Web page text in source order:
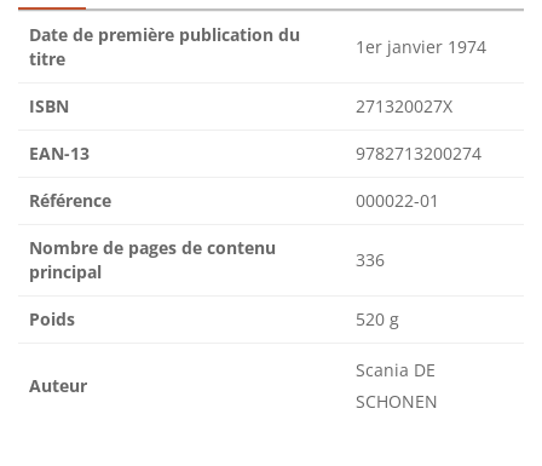
Date de première publication du
titre
1er janvier 1974
ISBN 271320027X
EAN-13 9782713200274
Référence 000022-01
Nombre de pages de contenu
principal
336
Poids 520 g
Auteur
Scania DE
SCHONEN